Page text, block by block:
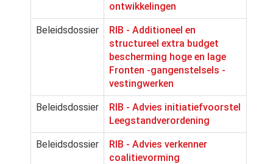
ontwikkelingen
Beleidsdossier
RIB - Additioneel en
structureel extra budget
bescherming hoge en lage
Fronten -gangenstelsels -
vestingwerken
Beleidsdossier
RIB - Advies initiatiefvoorstel
Leegstandverordening
Beleidsdossier
RIB - Advies verkenner
coalitievorming